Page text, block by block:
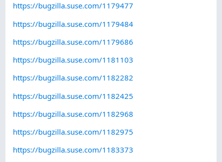
https://bugzilla.suse.com/1179477
https://bugzilla.suse.com/1179484
https://bugzilla.suse.com/1179686
https://bugzilla.suse.com/1181103
https://bugzilla.suse.com/1182282
https://bugzilla.suse.com/1182425
https://bugzilla.suse.com/1182968
https://bugzilla.suse.com/1182975
https://bugzilla.suse.com/1183373